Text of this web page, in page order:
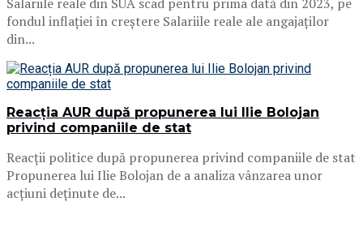
fondul inflației în creștere Salariile reale ale angajaților
din...
Reacția AUR după propunerea lui Ilie Bolojan
privind companiile de stat
Reacții politice după propunerea privind companiile de stat
Propunerea lui Ilie Bolojan de a analiza vânzarea unor
acțiuni deținute de...